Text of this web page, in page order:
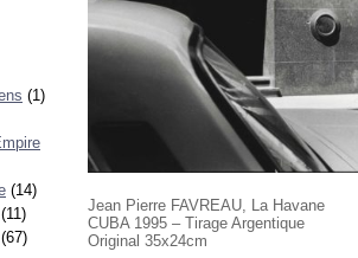
(1)
(14)
(11)
(67)
Jean Pierre FAVREAU, La Havane
CUBA 1995 – Tirage Argentique
Original 35x24cm